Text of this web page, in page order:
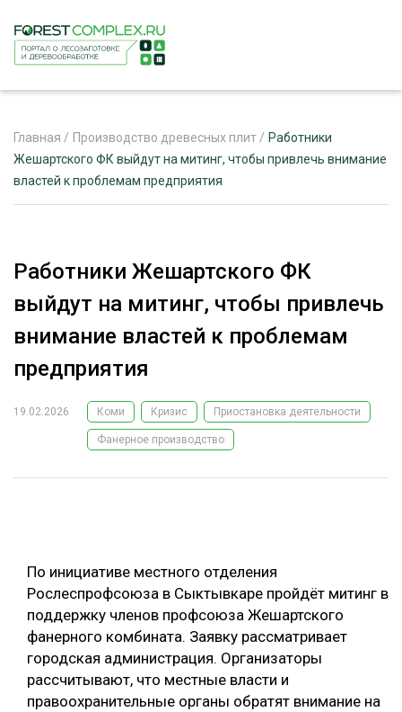
ЖУРНАЛ «ЛЕСНОЙ КОМПЛЕКС»
РЕКЛАМОДАТЕЛЯМ
ЛЕСНОЕ ХОЗЯЙСТВО
ОБРАБОТКА ДРЕВЕСИНЫ
ПРОИЗВОДСТВО ДРЕВЕСНЫХ ПЛИТ
ЦБП
ЛЕСОПИЛЕНИЕ
ПОДБОРКИ СТАТЕЙ
ЭКСПЕРТНОЕ МНЕНИЕ
Главная / Производство древесных плит / Работники
Жешартского ФК выйдут на митинг, чтобы привлечь внимание
властей к проблемам предприятия
Работники Жешартского ФК
выйдут на митинг, чтобы привлечь
внимание властей к проблемам
предприятия
19.02.2026 Коми Кризис Приостановка деятельности
Фанерное производство
По инициативе местного отделения
Рослеспрофсоюза в Сыктывкаре пройдёт митинг в
поддержку членов профсоюза Жешартского
фанерного комбината. Заявку рассматривает
городская администрация. Организаторы
рассчитывают, что местные власти и
правоохранительные органы обратят внимание на